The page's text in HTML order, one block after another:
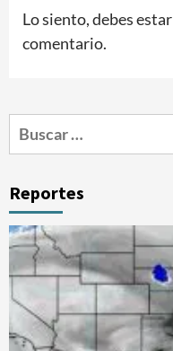
Lo siento, debes estar
comentario.
Buscar:
Reportes